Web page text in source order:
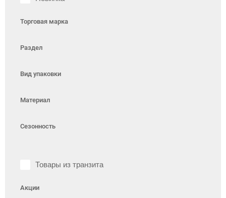
Торговая марка
Раздел
Вид упаковки
Материал
Сезонность
Товары из транзита
Акции